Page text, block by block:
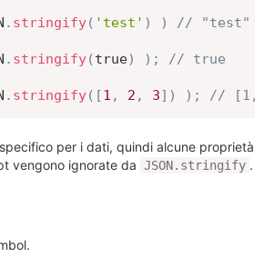
. stringify( 'test' ) ) // "test"
. stringify(true) ) ; // true
. stringify( [1 , 2 , 3] ) ) ; //
per i dati, quindi alcune proprietà
vengono ignorate da JSON.stringify .